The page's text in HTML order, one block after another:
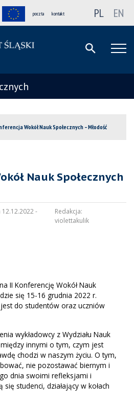
poczta kontakt PL EN
Wokół Nauk Społecznych – Młodość
Nauk Społecznych
-
Redakcja:
violettakulik
II Konferencję Wokół Nauk
się 15-16 grudnia 2022 r.
do studentów oraz uczniów
wykładowcy z Wydziału Nauk
innymi o tym, czym jest
chodzi w naszym życiu. O tym,
nie pozostawać biernym i
dnia swoimi refleksjami i
studenci, działający w kołach